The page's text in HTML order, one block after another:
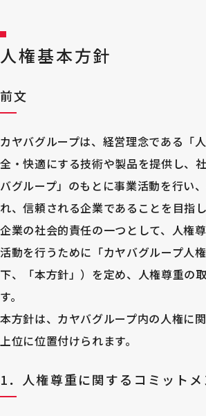
人権基本方針
前文
カヤバグループは、経営理念である「
全・快適にする技術や製品を提供し、
バグループ」のもとに事業活動を行い
れ、信頼される企業であることを目指し
企業の社会的責任の一つとして、人権
活動を行うために「カヤバグループ人
下、「本方針」）を定め、人権尊重の
す。
本方針は、カヤバグループ内の人権に
上位に位置付けられます。
1．人権尊重に関するコミットメ